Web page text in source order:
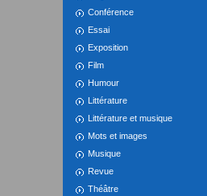
Conférence
Essai
Exposition
Film
Humour
Littérature
Littérature et musique
Mots et images
Musique
Revue
Théâtre